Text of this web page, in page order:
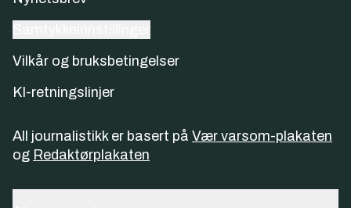
Vilkår og bruksbetingelser
KI-retningslinjer
All journalistikk er basert på Vær varsom-plakaten
og Redaktørplakaten